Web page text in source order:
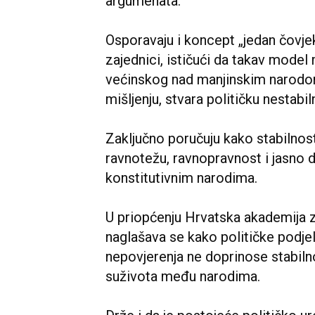
Osporavaju i koncept „jedan
zajednici, ističući da takav
većinskog nad manjinskim
mišljenju, stvara političku
Zaključno poručuju kako
ravnotežu, ravnopravnost i jasno
konstitutivnim narodima.
U priopćenju Hrvatska
naglašava se kako političke
nepovjerenja ne doprinose
suživota među narodima.